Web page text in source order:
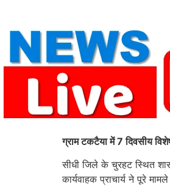
content
ग्राम टकटैया में 7 दिवसीय
सीधी जिले के चुरहट स्थित
कार्यवाहक प्राचार्य ने पूरे